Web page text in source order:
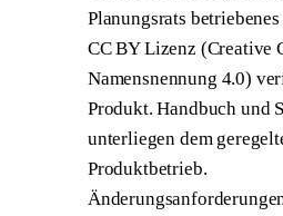
Planungsrats
CC BY Lizenz (Creative
Namensnennung 4.0)
Produkt. Handbuch und
unterliegen dem
Produktbetrieb.